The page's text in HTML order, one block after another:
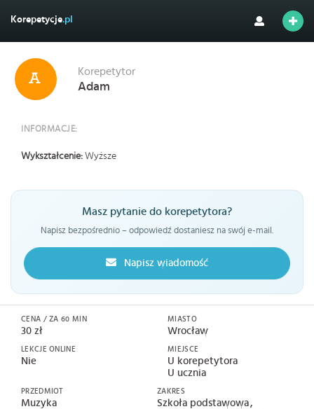
Korepetycje.pl
Korepetytor
Adam
INFORMACJE:
Wykształcenie: Wyższe
Masz pytanie do korepetytora?
Napisz bezpośrednio – odpowiedź dostaniesz na swój e-mail.
Napisz wiadomość
CENA / ZA 60 MIN
30 zł
LEKCJE ONLINE
Nie
MIASTO
Wrocław
MIEJSCE
U korepetytora
U ucznia
PRZEDMIOT
Muzyka
ZAKRES
Szkoła podstawowa